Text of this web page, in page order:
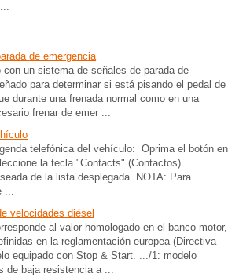
de emergencia
un sistema de señales de parada de
para determinar si está pisando el pedal de
durante una frenada normal como en una
frenar de emer ...
telefónica del vehículo: Oprima el botón en
la tecla "Contacts" (Contactos).
de la lista desplegada. NOTA: Para
...
velocidades diésel
al valor homologado en el banco motor,
en la reglamentación europea (Directiva
equipado con Stop & Start. .../1: modelo
de baja resistencia a ...